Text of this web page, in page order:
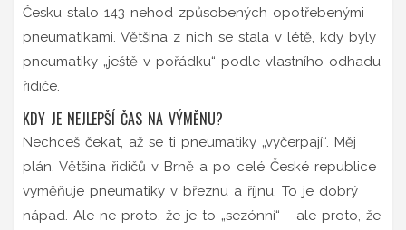
Česku stalo 143 nehod způsobených opotřebenými
pneumatikami. Většina z nich se stala v létě, kdy byly
pneumatiky „ještě v pořádku“ podle vlastního odhadu
řidiče.
KDY JE NEJLEPŠÍ ČAS NA VÝMĚNU?
Nechceš čekat, až se ti pneumatiky „vyčerpají“. Měj
plán. Většina řidičů v Brně a po celé České republice
vyměňuje pneumatiky v březnu a říjnu. To je dobrý
nápad. Ale ne proto, že je to „sezónní“ - ale proto, že